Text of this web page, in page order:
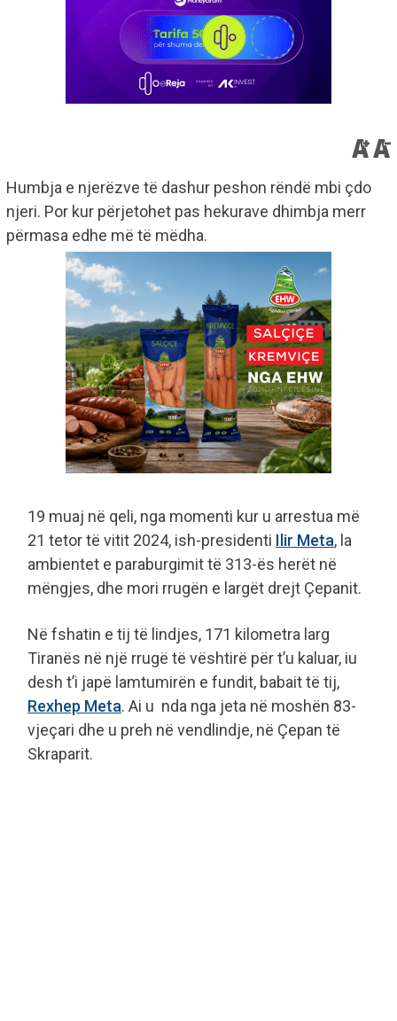
Humbja e njerëzve të dashur peshon rëndë mbi çdo
njeri. Por kur përjetohet pas hekurave dhimbja merr
përmasa edhe më të mëdha.
19 muaj në qeli, nga momenti kur u arrestua më
21 tetor të vitit 2024, ish-presidenti Ilir Meta, la
ambientet e paraburgimit të 313-ës herët në
mëngjes, dhe mori rrugën e largët drejt Çepanit.
Në fshatin e tij të lindjes, 171 kilometra larg
Tiranës në një rrugë të vështirë për t’u kaluar, iu
desh t’i japë lamtumirën e fundit, babait të tij,
Rexhep Meta. Ai u nda nga jeta në moshën 83-
vjeçari dhe u preh në vendlindje, në Çepan të
Skraparit.